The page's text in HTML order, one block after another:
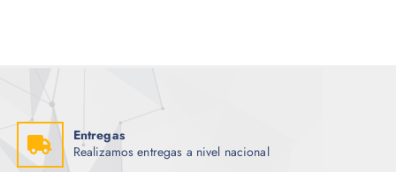
Entregas
Realizamos entregas a nivel nacional